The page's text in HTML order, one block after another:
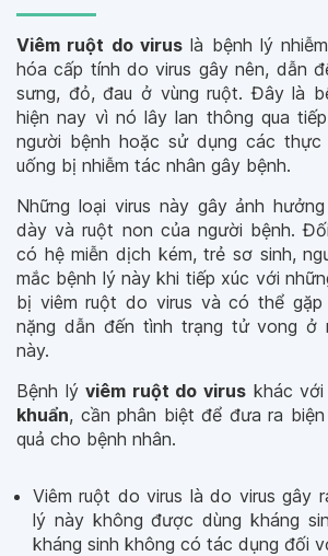
Viêm ruột do viruslà bệnh lý
hóa cấp tính do virus gây nên, dẫn
sưng, đỏ, đau ở vùng ruột. Đây là
hiện nay vì nó lây lan thông qua
người bệnh hoặc sử dụng các thực
uống bị nhiễm tác nhân gây bệnh.
Những loại virus này gây ảnh
dày và ruột non của người bệnh.
có hệ miễn dịch kém, trẻ sơ sinh,
mắc bệnh lý này khi tiếp xúc với
bị viêm ruột do virus và có thể gặp
nặng dẫn đến tình trạng tử vong ở
này.
Bệnh lýviêm ruột do virus khác với
khuẩn, cần phân biệt để đưa ra
quả cho bệnh nhân.
Viêm ruột do virus là do virus gây
lý này không được dùng kháng
kháng sinh không có tác dụng đối